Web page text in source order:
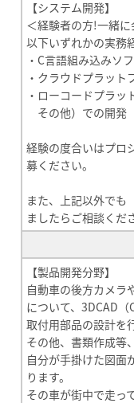
【システム開発】
＜経験者の方!一緒
以下いずれかの実務
・C言語組み込みソ
・クラウドプラット
・ローコードプラ
その他）での開発
経験の度合いはプロ
募ください。
また、上記以外で
ましたらご相談くだ
【製品開発分野】
自動車の後方カメラ
について、3DCAD
取付用部品の設計を
その他、書類作成等
自分が手掛けた図面
ります。
その車が街中で走っ